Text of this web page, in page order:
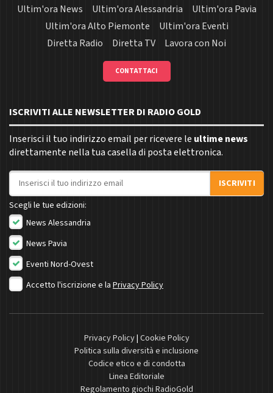
Ultim'ora News
Ultim'ora Alessandria
Ultim'ora Pavia
Ultim'ora Alto Piemonte
Ultim'ora Eventi
Diretta Radio
Diretta TV Lavora con Noi
CONTATTACI
ISCRIVITI ALLE NEWSLETTER DI RADIO GOLD
Inserisci il tuo indirizzo email per ricevere le ultime news
direttamente nella tua casella di posta elettronica.
Indirizzo email
ISCRIVITI
Scegli le tue edizioni:
News Alessandria
News Pavia
Eventi Nord-Ovest
Accetto l'iscrizione e la Privacy Policy
Privacy Policy| Cookie Policy
Politica sulla diversità e inclusione
Codice etico e di condotta
Linea Editoriale
Regolamento giochi RadioGold